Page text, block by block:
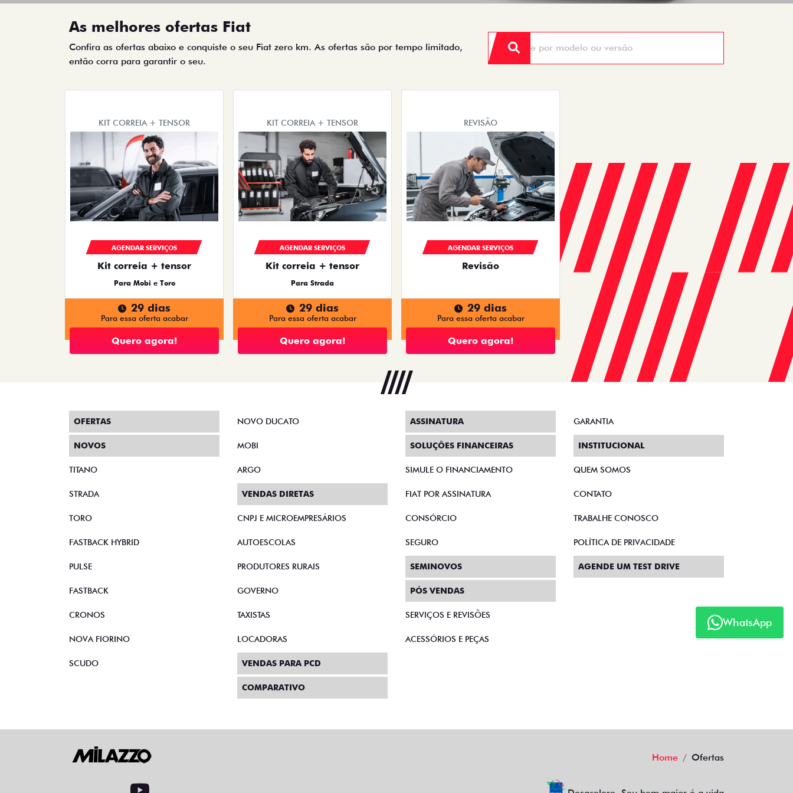
As melhores ofertas Fiat
Confira as ofertas abaixo e conquiste o seu Fiat zero km. As ofertas são por tempo limitado,
então corra para garantir o seu.
KIT CORREIA + TENSOR
AGENDAR SERVIÇOS
Kit correia + tensor
Para Mobi e Toro
29 dias
Para essa oferta acabar
Quero agora!
KIT CORREIA + TENSOR
AGENDAR SERVIÇOS
Kit correia + tensor
Para Strada
29 dias
Para essa oferta acabar
Quero agora!
REVISÃO
AGENDAR SERVIÇOS
Revisão
29 dias
Para essa oferta acabar
Quero agora!
WhatsApp
OFERTAS
NOVOS
TITANO
STRADA
TORO
FASTBACK HYBRID
PULSE
FASTBACK
CRONOS
NOVA FIORINO
SCUDO
NOVO DUCATO
MOBI
ARGO
VENDAS DIRETAS
CNPJ E MICROEMPRESÁRIOS
AUTOESCOLAS
PRODUTORES RURAIS
GOVERNO
TAXISTAS
LOCADORAS
VENDAS PARA PCD
ASSINATURA
SOLUÇÕES FINANCEIRAS
SIMULE O FINANCIAMENTO
FIAT POR ASSINATURA
CONSÓRCIO
SEGURO
SEMINOVOS
PÓS VENDAS
SERVIÇOS E REVISÕES
ACESSÓRIOS E PEÇAS
GARANTIA
INSTITUCIONAL
QUEM SOMOS
CONTATO
TRABALHE CONOSCO
POLÍTICA DE PRIVACIDADE
AGENDE UM TEST DRIVE
COMPARATIVO
Home Ofertas